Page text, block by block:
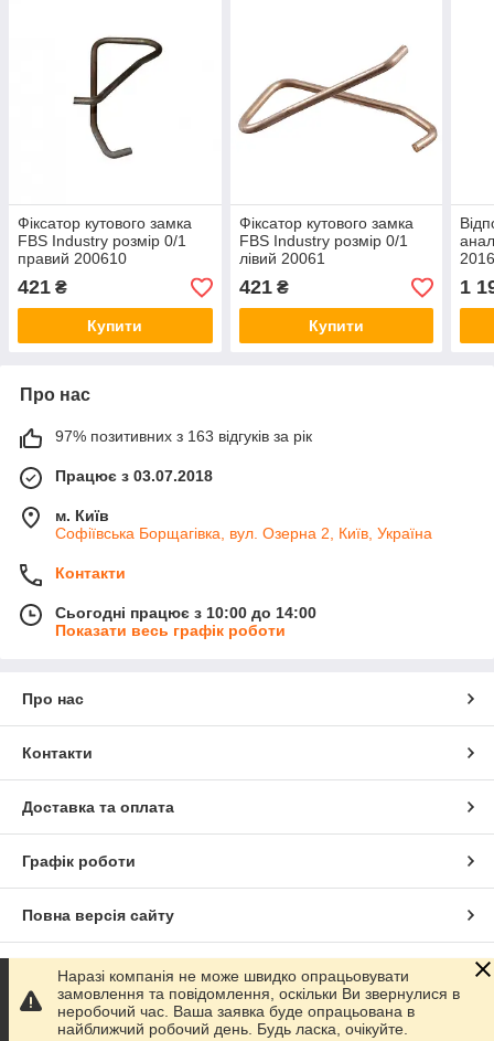
Фіксатор кутового замка
FBS Industry розмір 0/1
правий 200610
421 ₴
Купити
Фіксатор кутового замка
FBS Industry розмір 0/1
лівий 20061
421₴
Купити
1
Про нас
97% позитивних з 163 відгуків за рік
Працює з 03.07.2018
м. Київ
Софіївська Борщагівка, вул. Озерна 2, Київ, Україна
Контакти
Сьогодні працює з 10:00 до 14:00
Показати весь графік роботи
Про нас
Контакти
Доставка та оплата
Графік роботи
Повна версія сайту
Сайт створено на маркетплейсіProm.ua
Політика конфіденційності
Наразі компанія не може швидко опрацьовувати
замовлення та повідомлення, оскільки Ви звернулися в
неробочий час. Ваша заявка буде опрацьована в
найближчий робочий день. Будь ласка, очікуйте.